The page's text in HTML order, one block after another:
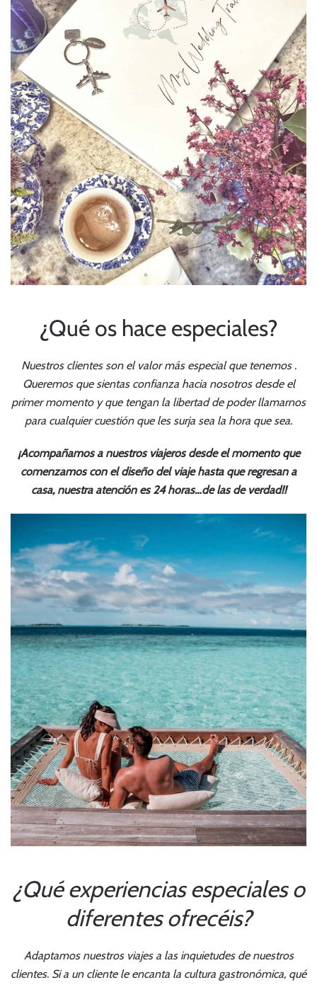
¿Qué os hace especiales?
Nuestros clientes son el valor más especial que tenemos .
Queremos que sientas confianza hacia nosotros desde el
primer momento y que tengan la libertad de poder llamarnos
para cualquier cuestión que les surja sea la hora que sea.
¡Acompañamos a nuestros viajeros desde el momento que
comenzamos con el diseño del viaje hasta que regresan a
casa, nuestra atención es 24 horas…de las de verdad!!
¿Quéexperiencias especiales o
diferentes ofrecéis?
Adaptamos nuestros viajes a las inquietudes de nuestros
clientes. Si a un cliente le encanta la cultura gastronómica, qué